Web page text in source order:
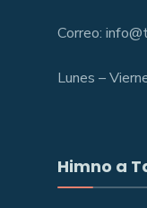
Correo:
Lunes –
Himno a